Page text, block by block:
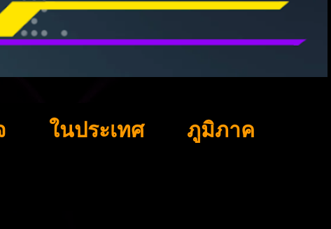
ในประเทศ ภูมิภาค